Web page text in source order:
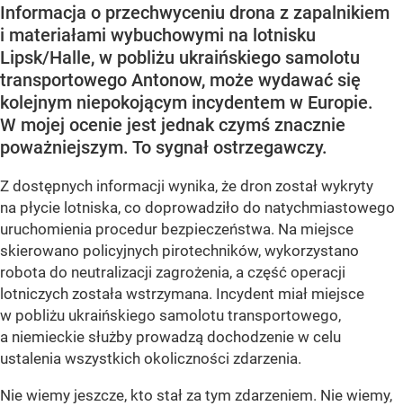
Informacja o przechwyceniu drona z zapalnikiem
i materiałami wybuchowymi na lotnisku
Lipsk/Halle, w pobliżu ukraińskiego samolotu
transportowego Antonow, może wydawać się
kolejnym niepokojącym incydentem w Europie.
W mojej ocenie jest jednak czymś znacznie
poważniejszym. To sygnał ostrzegawczy.
Z dostępnych informacji wynika, że dron został wykryty
na płycie lotniska, co doprowadziło do natychmiastowego
uruchomienia procedur bezpieczeństwa. Na miejsce
skierowano policyjnych pirotechników, wykorzystano
robota do neutralizacji zagrożenia, a część operacji
lotniczych została wstrzymana. Incydent miał miejsce
w pobliżu ukraińskiego samolotu transportowego,
a niemieckie służby prowadzą dochodzenie w celu
ustalenia wszystkich okoliczności zdarzenia.
Nie wiemy jeszcze, kto stał za tym zdarzeniem. Nie wiemy,